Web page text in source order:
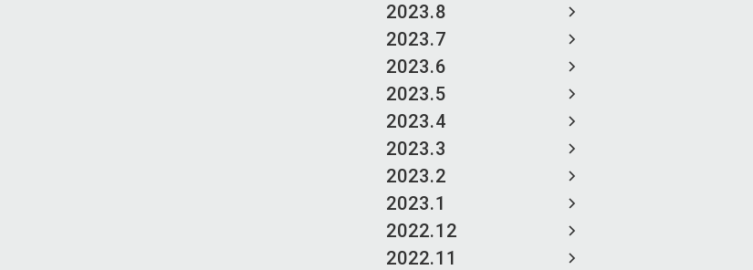
2023.8
2023.7
2023.6
2023.5
2023.4
2023.3
2023.2
2023.1
2022.12
2022.11